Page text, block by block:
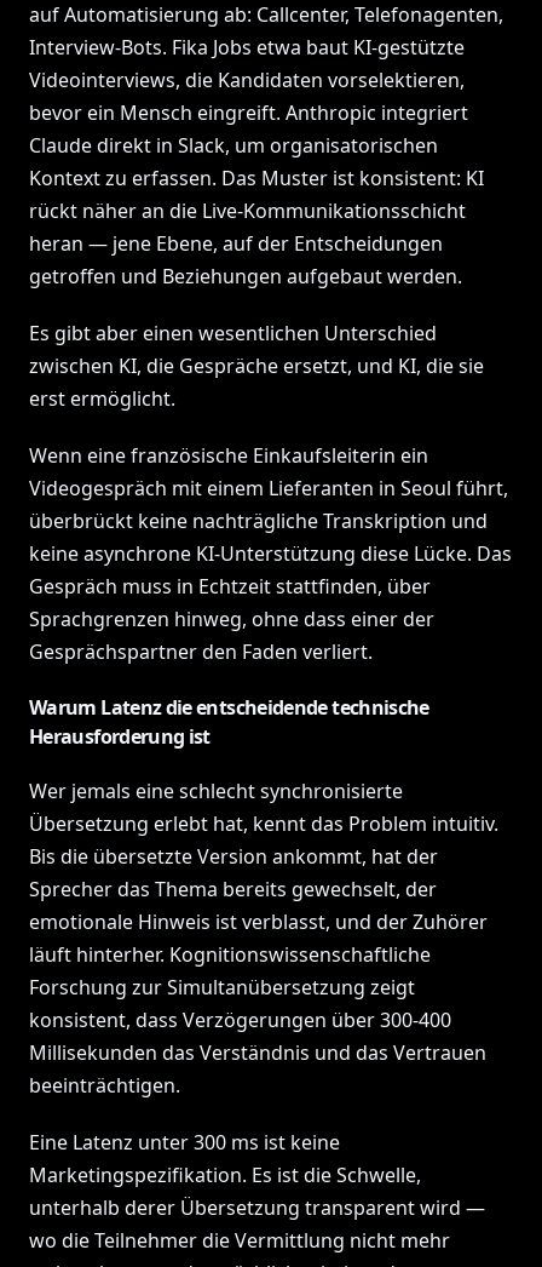
auf Automatisierung ab: Callcenter, Telefonagenten,
Interview-Bots. Fika Jobs etwa baut KI-gestützte
Videointerviews, die Kandidaten vorselektieren,
bevor ein Mensch eingreift. Anthropic integriert
Claude direkt in Slack, um organisatorischen
Kontext zu erfassen. Das Muster ist konsistent: KI
rückt näher an die Live-Kommunikationsschicht
heran — jene Ebene, auf der Entscheidungen
getroffen und Beziehungen aufgebaut werden.
Es gibt aber einen wesentlichen Unterschied
zwischen KI, die Gespräche ersetzt, und KI, die sie
erst ermöglicht.
Wenn eine französische Einkaufsleiterin ein
Videogespräch mit einem Lieferanten in Seoul führt,
überbrückt keine nachträgliche Transkription und
keine asynchrone KI-Unterstützung diese Lücke. Das
Gespräch muss in Echtzeit stattfinden, über
Sprachgrenzen hinweg, ohne dass einer der
Gesprächspartner den Faden verliert.
Warum Latenz die entscheidende technische
Herausforderung ist
Wer jemals eine schlecht synchronisierte
Übersetzung erlebt hat, kennt das Problem intuitiv.
Bis die übersetzte Version ankommt, hat der
Sprecher das Thema bereits gewechselt, der
emotionale Hinweis ist verblasst, und der Zuhörer
läuft hinterher. Kognitionswissenschaftliche
Forschung zur Simultanübersetzung zeigt
konsistent, dass Verzögerungen über 300-400
Millisekunden das Verständnis und das Vertrauen
beeinträchtigen.
Eine Latenz unter 300 ms ist keine
Marketingspezifikation. Es ist die Schwelle,
unterhalb derer Übersetzung transparent wird —
wo die Teilnehmer die Vermittlung nicht mehr